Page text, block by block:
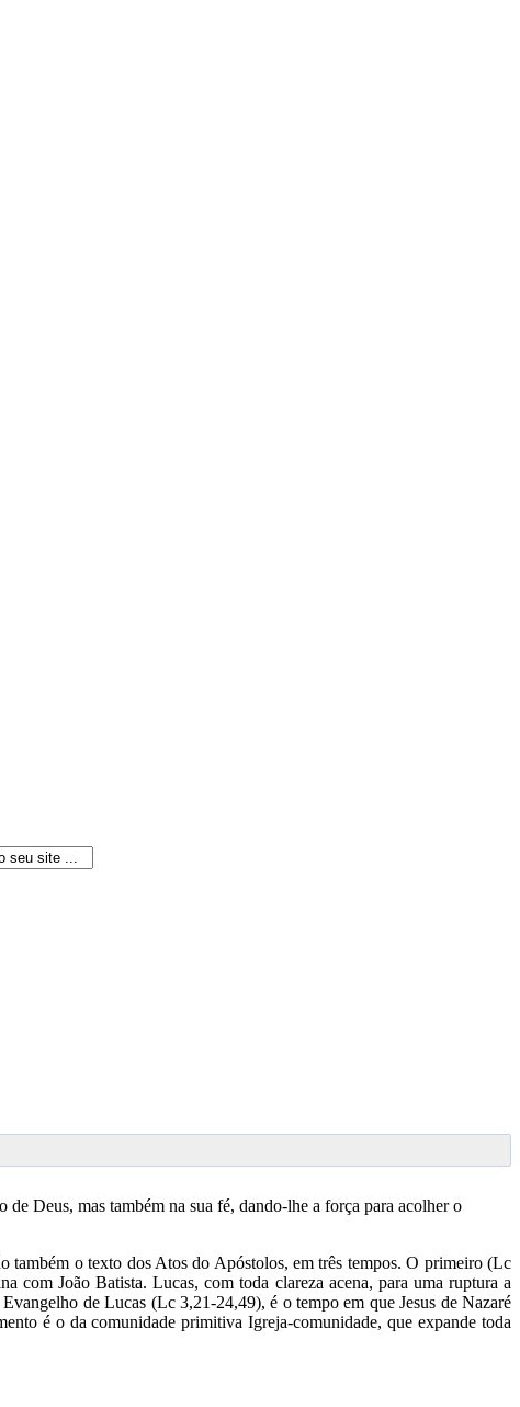
Deus, mas também na sua fé, dando-lhe a força para acolher o
também o texto dos Atos do Apóstolos, em três tempos. O primeiro (Lc
com João Batista. Lucas, com toda clareza acena, para uma ruptura a
de Lucas (Lc 3,21-24,49), é o tempo em que Jesus de Nazaré
é o da comunidade primitiva Igreja-comunidade, que expande toda